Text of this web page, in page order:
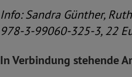
Info: Sandra Günther,
978-3-99060-325-3, 22
In Verbindung stehende